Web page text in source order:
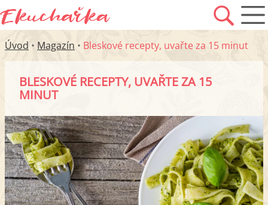
Úvod • Magazín • Bleskové recepty, uvařte za 15 minut
BLESKOVÉ RECEPTY, UVAŘTE ZA 15
MINUT